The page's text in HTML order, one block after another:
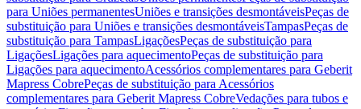
para Uniões permanentesUniões e transições desmontáveisPeças de
substituição para Uniões e transições desmontáveisTampasPeças de
substituição para TampasLigaçõesPeças de substituição para
LigaçõesLigações para aquecimentoPeças de substituição para
Ligações para aquecimentoAcessórios complementares para Geberit
Mapress CobrePeças de substituição para Acessórios
complementares para Geberit Mapress CobreVedações para tubos e